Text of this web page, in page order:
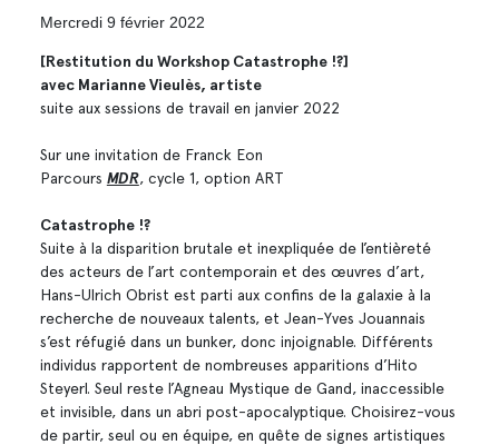
Mercredi 9 février 2022
[Restitution du Workshop Catastrophe !?]
avec Marianne Vieulès, artiste
suite aux sessions de travail en janvier 2022
Sur une invitation de Franck Eon
Parcours MDR, cycle 1, option ART
Catastrophe !?
Suite à la disparition brutale et inexpliquée de l’entièreté
des acteurs de l’art contemporain et des œuvres d’art,
Hans-Ulrich Obrist est parti aux confins de la galaxie à la
recherche de nouveaux talents, et Jean-Yves Jouannais
s’est réfugié dans un bunker, donc injoignable. Différents
individus rapportent de nombreuses apparitions d’Hito
Steyerl. Seul reste l’Agneau Mystique de Gand, inaccessible
et invisible, dans un abri post-apocalyptique. Choisirez-vous
de partir, seul ou en équipe, en quête de signes artistiques